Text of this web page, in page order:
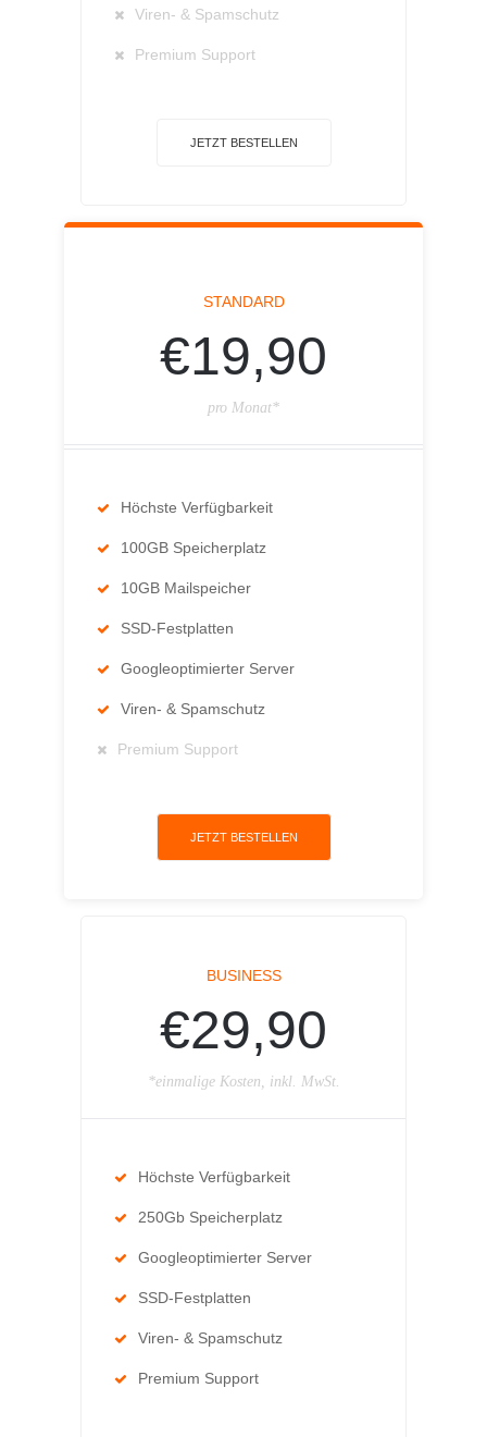
Viren- & Spamschutz
Premium Support
JETZT BESTELLEN
STANDARD
€19,90
pro Monat*
Höchste Verfügbarkeit
100GB Speicherplatz
10GB Mailspeicher
SSD-Festplatten
Googleoptimierter Server
Viren- & Spamschutz
Premium Support
JETZT BESTELLEN
BUSINESS
€29,90
*einmalige Kosten, inkl. MwSt.
Höchste Verfügbarkeit
250Gb Speicherplatz
Googleoptimierter Server
SSD-Festplatten
Viren- & Spamschutz
Premium Support